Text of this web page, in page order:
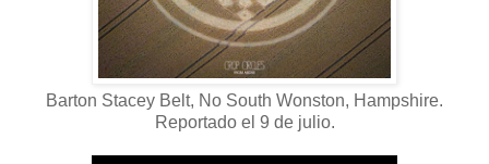
Barton Stacey Belt, No South Wonston, Hampshire.
Reportado el 9 de julio.